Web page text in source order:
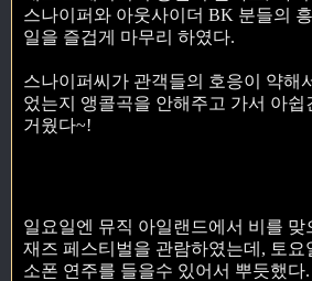
스나이퍼와 아웃사이더 BK 분들의
일을 즐겁게 마무리 하였다.
스나이퍼씨가 관객들의 호응이 약해
었는지 앵콜곡을 안해주고 가서 아쉽
거웠다~!
일요일엔 뮤직 아일랜드에서 비를
재즈 페스티벌을 관람하였는데, 토요
소폰 연주를 들을수 있어서 뿌듯했다.